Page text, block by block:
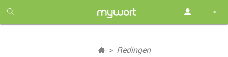
month
free
Redingen